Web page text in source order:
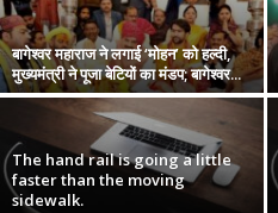
बागेश्वर महाराज ने लगाई ‘मोहन’ को हल्दी,
मुख्यमंत्री ने पूजा बेटियों का मंडप; बागेश्वर...
The hand rail is going a little
faster than the moving
sidewalk.